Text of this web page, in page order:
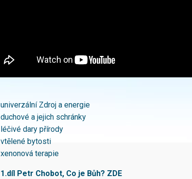
univerzální Zdroj a energie
duchové a jejich schránky
léčivé dary přírody
vtělené bytosti
xenonová terapie
1.díl Petr Chobot, Co je Bůh? ZDE